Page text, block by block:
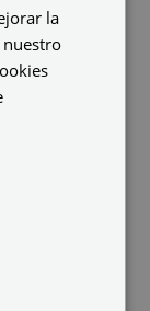
la